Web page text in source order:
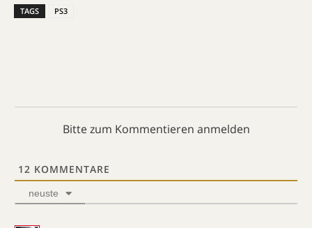
TAGS PS3
Bitte zum Kommentieren anmelden
12 KOMMENTARE
neuste